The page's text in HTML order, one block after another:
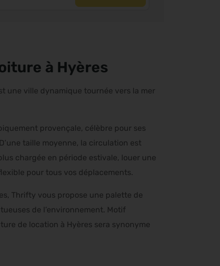
à Hyères
une ville dynamique tournée vers la mer
provençale, célèbre pour ses
taille moyenne, la circulation est
chargée en période estivale, louer une
pour tous vos déplacements.
Thrifty vous propose une palette de
de l’environnement. Motif
de location à Hyères sera synonyme